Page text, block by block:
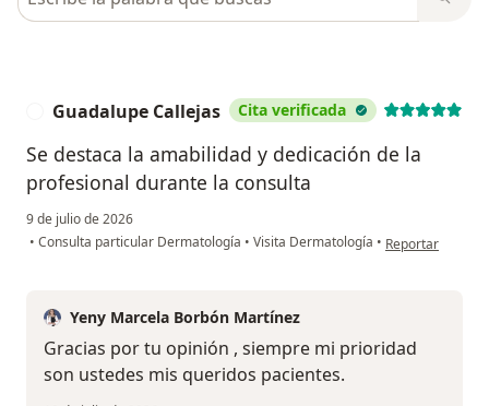
Guadalupe Callejas Cita verificada
Se destaca la amabilidad y dedicación de la
profesional durante la consulta
9 de julio de 2026
• Consulta particular Dermatología • Visita Dermatología • en opinión del
Reportar
Yeny Marcela Borbón Martínez
Gracias por tu opinión , siempre mi prioridad
son ustedes mis queridos pacientes.